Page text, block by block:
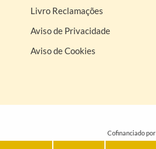
Livro Reclamações
Aviso de Privacidade
Aviso de Cookies
Cofinanciado por